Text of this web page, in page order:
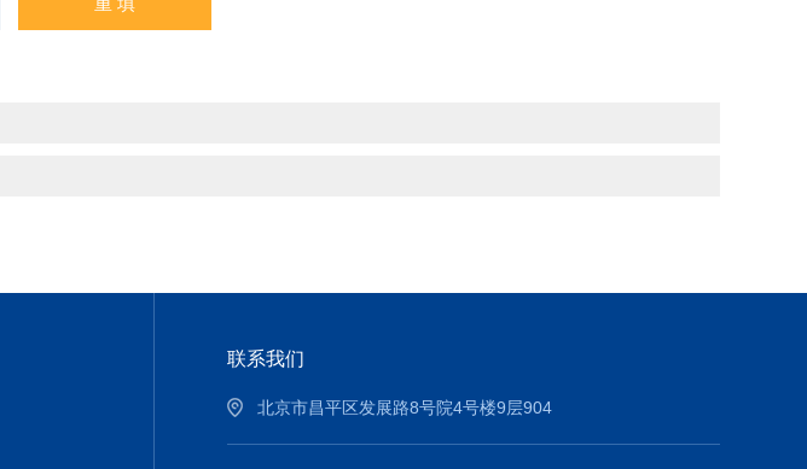
联系我们
北京市昌平区发展路8号院4号楼9层904